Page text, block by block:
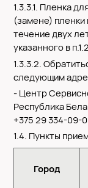
1.3.3.1. Пленка
(замене) пленки
течение двух
указанного в
1.3.3.2.
следующим
- Центр
Республика
+375 29 334-09-
1.4. Пункты
Город